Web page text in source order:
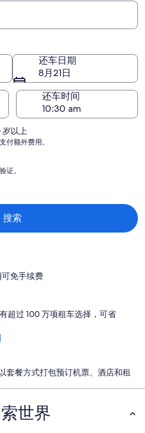
还车日期
8月21日
还车时间
岁以上
付额外费用。
证。
搜索
免手续费
超过 100 万项租车选择，可省
套餐方式打包预订机票、酒店和租
世界